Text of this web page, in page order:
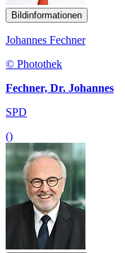
Bildinformationen
Johannes Fechner
© Photothek
Fechner, Dr. Johannes
SPD
()